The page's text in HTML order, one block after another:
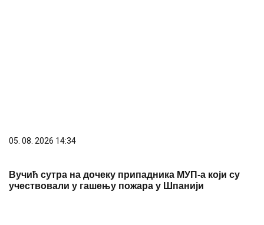
05. 08. 2026 14:34
Вучић сутра на дочеку припадника МУП-а који су
учествовали у гашењу пожара у Шпанији